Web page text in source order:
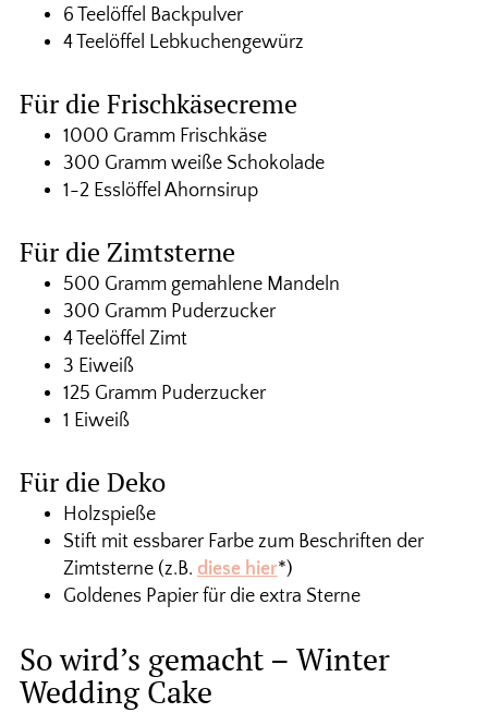
6 Teelöffel Backpulver
4 Teelöffel Lebkuchengewürz
Für die Frischkäsecreme
1000 Gramm Frischkäse
300 Gramm weiße Schokolade
1-2 Esslöffel Ahornsirup
Für die Zimtsterne
500 Gramm gemahlene Mandeln
300 Gramm Puderzucker
4 Teelöffel Zimt
3 Eiweiß
125 Gramm Puderzucker
1 Eiweiß
Für die Deko
Holzspieße
Stift mit essbarer Farbe zum Beschriften der
Zimtsterne (z.B. diese hier*)
Goldenes Papier für die extra Sterne
So wird’s gemacht – Winter
Wedding Cake